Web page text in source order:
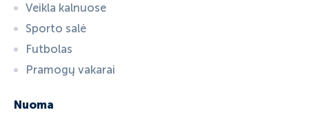
Veikla kalnuose
Sporto salė
Futbolas
Pramogų vakarai
Nuoma